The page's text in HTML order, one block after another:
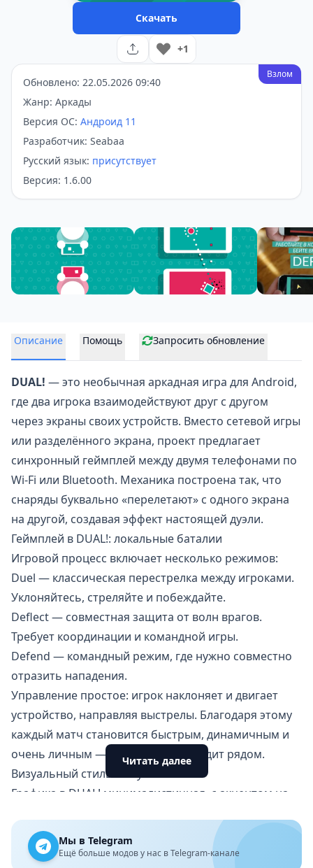
Скачать
+1
Взлом
Обновлено: 22.05.2026 09:40
Жанр: Аркады
Версия ОС: Андроид 11
Разработчик: Seabaa
Русский язык: присутствует
Версия: 1.6.00
Описание Помощь Запросить обновление
DUAL! — это необычная аркадная игра для Android,
где два игрока взаимодействуют друг с другом
через экраны своих устройств. Вместо сетевой игры
или разделённого экрана, проект предлагает
синхронный геймплей между двумя телефонами по
Wi-Fi или Bluetooth. Механика построена так, что
снаряды буквально «перелетают» с одного экрана
на другой, создавая эффект настоящей дуэли.
Геймплей в DUAL!: локальные баталии
Игровой процесс включает несколько режимов:
Duel — классическая перестрелка между игроками.
Уклоняйтесь, стреляйте и побеждайте.
Deflect — совместная защита от волн врагов.
Требует координации и командной игры.
Defend — командный режим, где нужно совместно
отразить нападения.
Управление простое: игрок наклоняет и двигает
устройство, направляя выстрелы. Благодаря этому
каждый матч становится быстрым, динамичным и
очень личным — ведь соперник сидит рядом.
Визуальный стиль и звук
Графика в DUAL! минималистичная, с акцентом на
выглядит стильно и современно, не отвлекая от
основного — соревновательного геймплея.
Читать далее
Мы в Telegram
Ещё больше модов у нас в Telegram-канале